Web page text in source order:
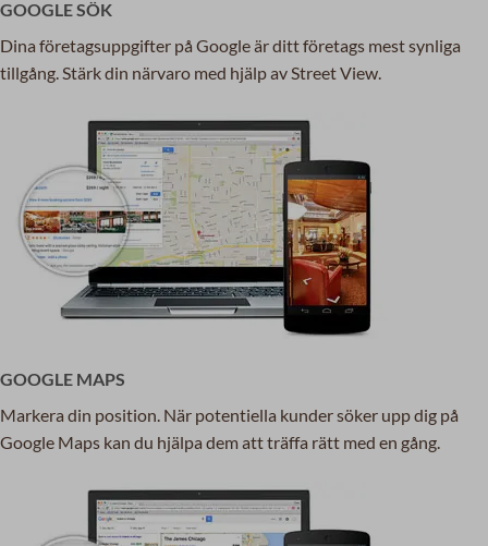
GOOGLE SÖK
Dina företagsuppgifter på Google är ditt företags mest synliga
tillgång. Stärk din närvaro med hjälp av Street View.
GOOGLE MAPS
Markera din position. När potentiella kunder söker upp dig på
Google Maps kan du hjälpa dem att träffa rätt med en gång.